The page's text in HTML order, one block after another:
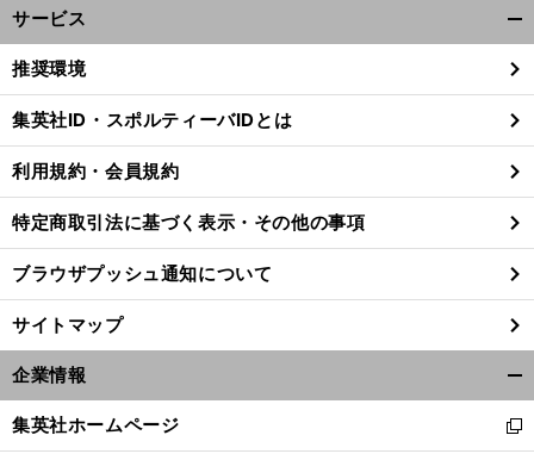
サービス
閉
る
推奨環境
集英社ID・スポルティーバIDとは
利用規約・会員規約
特定商取引法に基づく表示・その他の事項
ブラウザプッシュ通知について
サイトマップ
企業情報
閉
集英社ホームページ
新
し